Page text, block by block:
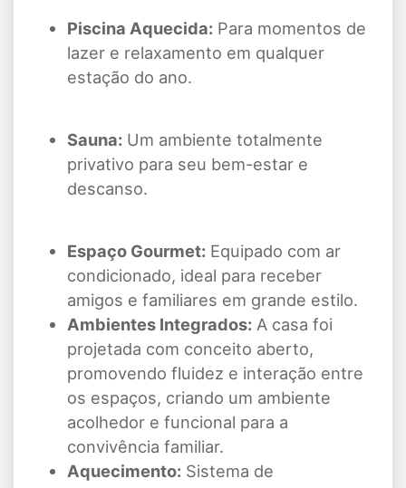
Piscina Aquecida: Para momentos de
lazer e relaxamento em qualquer
estação do ano.
Sauna: Um ambiente totalmente
privativo para seu bem-estar e
descanso.
Espaço Gourmet: Equipado com ar
condicionado, ideal para receber
amigos e familiares em grande estilo.
Ambientes Integrados: A casa foi
projetada com conceito aberto,
promovendo fluidez e interação entre
os espaços, criando um ambiente
acolhedor e funcional para a
convivência familiar.
Aquecimento: Sistema de